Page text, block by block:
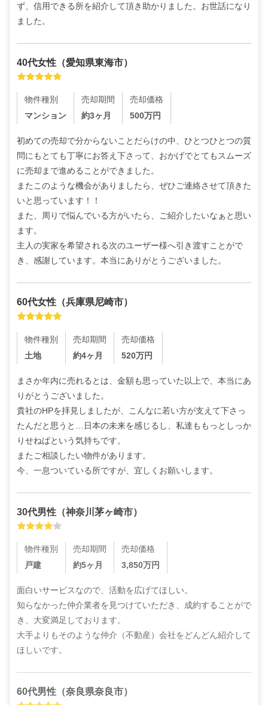
ず、信用できる所を紹介して頂き助かりました。お世話になり
ました。
40代女性 （愛知県東海市）
物件種別
マンション
売却期間
約3ヶ月
売却価格
500万円
初めての売却で分からないことだらけの中、ひとつひとつの質
問にもとても丁寧にお答え下さって、おかげでとてもスムーズ
に売却まで進めることができました。
またこのような機会がありましたら、ぜひご連絡させて頂きた
いと思っています！！
また、周りで悩んでいる方がいたら、ご紹介したいなぁと思い
ます。
主人の実家を希望される次のユーザー様へ引き渡すことがで
き、感謝しています。本当にありがとうございました。
60代女性 （兵庫県尼崎市）
物件種別
土地
売却期間
約4ヶ月
売却価格
520万円
まさか年内に売れるとは、金額も思っていた以上で、本当にあ
りがとうございました。
貴社のHPを拝見しましたが、こんなに若い方が支えて下さっ
たんだと思うと…日本の未来を感じるし、私達ももっとしっか
りせねばという気持ちです。
またご相談したい物件があります。
今、一息ついている所ですが、宜しくお願いします。
30代男性 （神奈川茅ヶ崎市）
物件種別
戸建
売却期間
約5ヶ月
売却価格
3,850万円
面白いサービスなので、活動を広げてほしい。
知らなかった仲介業者を見つけていただき、成約することがで
き、大変満足しております。
大手よりもそのような仲介（不動産）会社をどんどん紹介して
ほしいです。
60代男性 （奈良県奈良市）